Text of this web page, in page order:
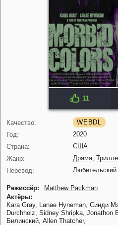
IMDB: 5.0 11
Качество:
WEBDL
Год:
2020
Страна:
США
Жанр:
Драма
Перевод:
Режиссёр:
Matthew Packman
Актёры:
Kara Gray,
Lanae Hyneman, Синди
Durchholz, Sidney Shripka, Jonathon
Билинский, Allen Thatcher,